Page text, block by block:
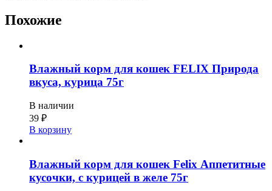
Похожие
Влажный корм для кошек FELIX Природа
вкуса, курица 75г
В наличии
39 ₽
В корзину
Влажный корм для кошек Felix Аппетитные
кусочки, с курицей в желе 75г